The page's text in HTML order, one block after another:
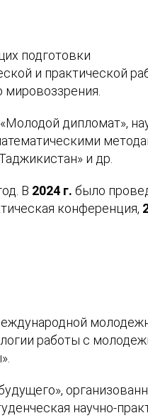
подготовки
и практической
«Молодой дипломат»,
и др.
В 2024 г. было
конференция,
работы с
научно-